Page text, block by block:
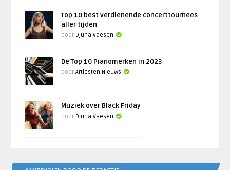
Top 10 best verdienende concerttournees
aller tijden
door Djuna Vaesen
De Top 10 Pianomerken in 2023
doorArtiesten Nieuws
Muziek over Black Friday
door Djuna Vaesen